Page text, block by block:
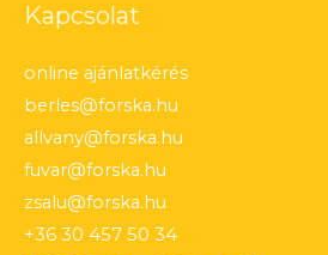
Kapcsolat
online ajánlatkérés
berles@forska.hu
allvany@forska.hu
fuvar@forska.hu
zsalu@forska.hu
+36 30 457 50 34